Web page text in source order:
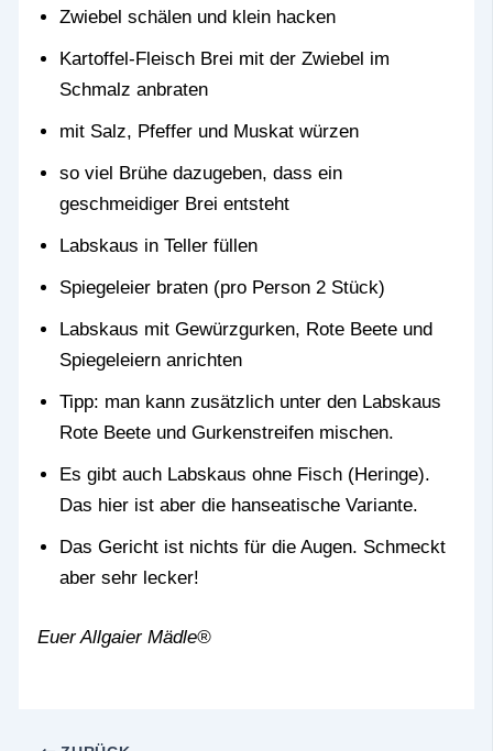
Zwiebel schälen und klein hacken
Kartoffel-Fleisch Brei mit der Zwiebel im
Schmalz anbraten
mit Salz, Pfeffer und Muskat würzen
so viel Brühe dazugeben, dass ein
geschmeidiger Brei entsteht
Labskaus in Teller füllen
Spiegeleier braten (pro Person 2 Stück)
Labskaus mit Gewürzgurken, Rote Beete und
Spiegeleiern anrichten
Tipp: man kann zusätzlich unter den Labskaus
Rote Beete und Gurkenstreifen mischen.
Es gibt auch Labskaus ohne Fisch (Heringe).
Das hier ist aber die hanseatische Variante.
Das Gericht ist nichts für die Augen. Schmeckt
aber sehr lecker!
Euer Allgaier Mädle®